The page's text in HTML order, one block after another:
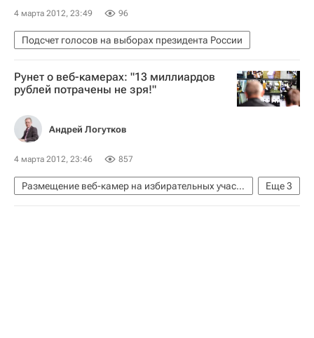
4 марта 2012, 23:49 96
Подсчет голосов на выборах президента России
Рунет о веб-камерах: "13 миллиардов
рублей потрачены не зря!"
Андрей Логутков
4 марта 2012, 23:46 857
Еще3
Размещение веб-камер на избирательных участках
Президентская избирательная кампания-2012 в России